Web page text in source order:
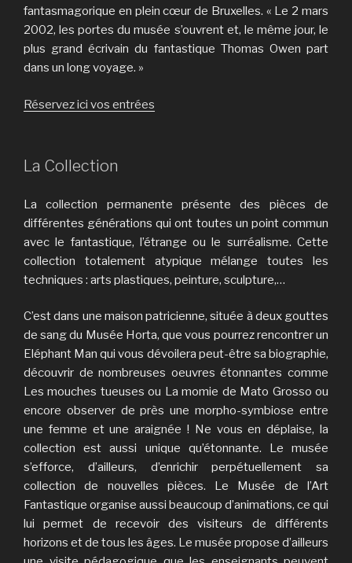
fantasmagorique en plein cœur de Bruxelles. « Le 2 mars
2002, les portes du musée s’ouvrent et, le même jour, le
plus grand écrivain du fantastique Thomas Owen part
dans un long voyage. »
Réservez ici vos entrées
La Collection
La collection permanente présente des pièces de
différentes générations qui ont toutes un point commun
avec le fantastique, l’étrange ou le surréalisme. Cette
collection totalement atypique mélange toutes les
techniques : arts plastiques, peinture, sculpture,…
C’est dans une maison patricienne, située à deux gouttes
de sang du Musée Horta, que vous pourrez rencontrer un
Eléphant Man qui vous dévoilera peut-être sa biographie,
découvrir de nombreuses oeuvres étonnantes comme
Les mouches tueuses ou La momie de Mato Grosso ou
encore observer de près une morpho-symbiose entre
une femme et une araignée ! Ne vous en déplaise, la
collection est aussi unique qu’étonnante. Le musée
s’efforce, d’ailleurs, d’enrichir perpétuellement sa
collection de nouvelles pièces. Le Musée de l’Art
Fantastique organise aussi beaucoup d’animations, ce qui
lui permet de recevoir des visiteurs de différents
horizons et de tous les âges. Le musée propose d’ailleurs